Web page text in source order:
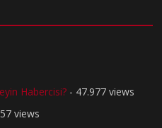
Habercisi? - 47.977 views
views